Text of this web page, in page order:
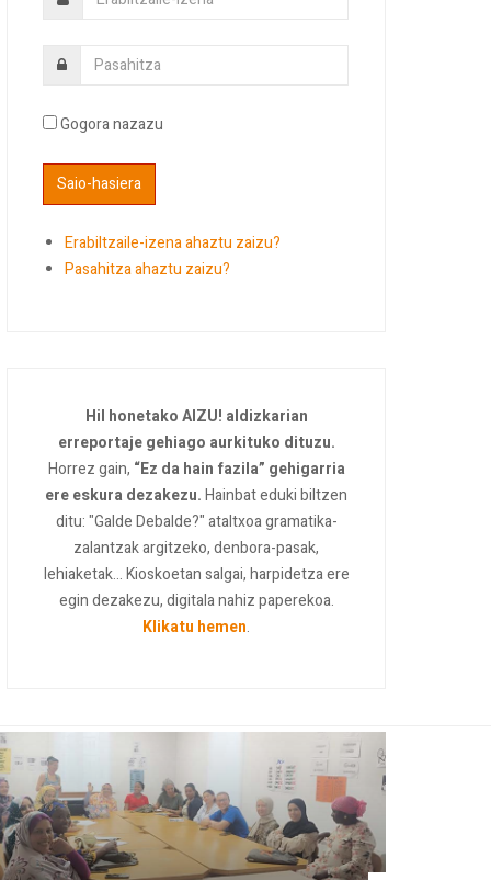
Gogora nazazu
Erabiltzaile-izena ahaztu zaizu?
Pasahitza ahaztu zaizu?
Hil honetako AIZU! aldizkarian
erreportaje gehiago aurkituko dituzu.
Horrez gain, “Ez da hain fazila” gehigarria
ere eskura dezakezu.Hainbat eduki biltzen
ditu: "Galde Debalde?" ataltxoa gramatika-
zalantzak argitzeko, denbora-pasak,
lehiaketak... Kioskoetan salgai, harpidetza ere
egin dezakezu, digitala nahiz paperekoa.
Klikatu hemen.